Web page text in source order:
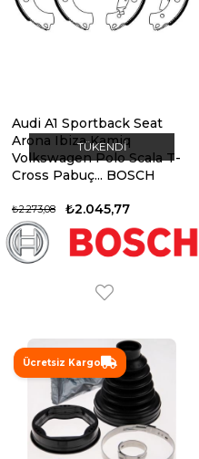
TÜKENDI
Audi A1 Sportback Seat
Arona Ibiza Kamiq
Volkswagen Polo Scala T-
Cross Pabuç... BOSCH
₺2.045,77
₺2.273,08
Ücretsiz Kargo